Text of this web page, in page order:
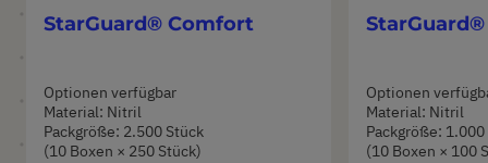
StarGuard® Comfort
Optionen verfügbar
Material: Nitril
Packgröße: 2.500 Stück
(10 Boxen × 250 Stück)
Optionen
Material: Nitril
Packgröße:
(10 Boxen × 100